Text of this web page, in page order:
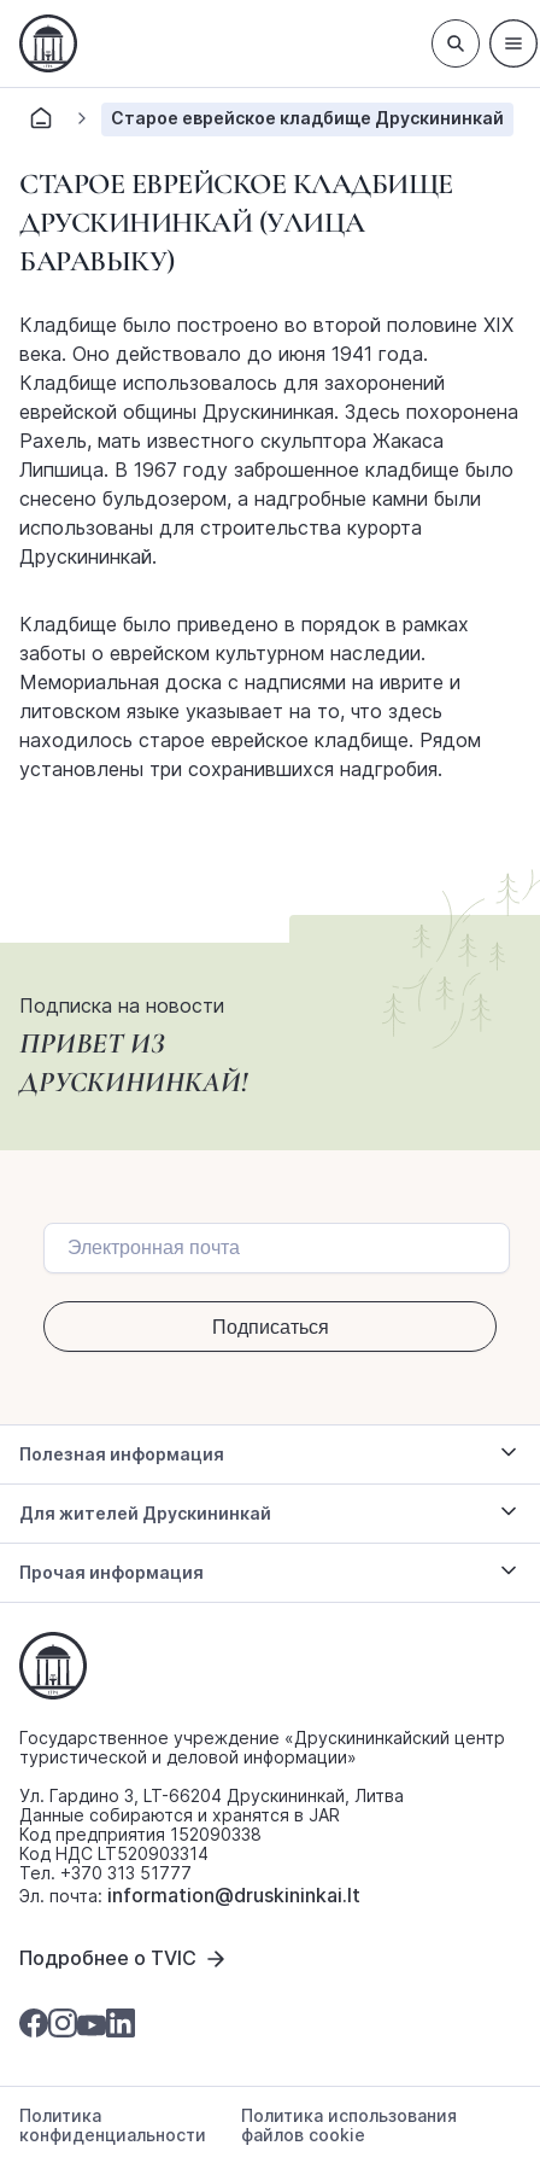
Старое еврейское кладбище Друскининкай
СТАРОЕ ЕВРЕЙСКОЕ КЛАДБИЩЕ
ДРУСКИНИНКАЙ (УЛИЦА
БАРАВЫКУ)
Кладбище было построено во второй половине XIX
века. Оно действовало до июня 1941 года.
Кладбище использовалось для захоронений
еврейской общины Друскининкая. Здесь похоронена
Рахель, мать известного скульптора Жакаса
Липшица. В 1967 году заброшенное кладбище было
снесено бульдозером, а надгробные камни были
использованы для строительства курорта
Друскининкай.
Кладбище было приведено в порядок в рамках
заботы о еврейском культурном наследии.
Мемориальная доска с надписями на иврите и
литовском языке указывает на то, что здесь
находилось старое еврейское кладбище. Рядом
установлены три сохранившихся надгробия.
Подписка на новости
ПРИВЕТ ИЗ
ДРУСКИНИНКАЙ!
Полезная информация
Для жителей Друскининкай
Прочая информация
Государственное учреждение «Друскининкайский центр
туристической и деловой информации»
Ул. Гардино 3, LT-66204 Друскининкай, Литва
Данные собираются и хранятся в JAR
Код предприятия 152090338
Код НДС LT520903314
Тел. +370 313 51777
Эл. почта: information@druskininkai.lt
Подробнее о TVIC
Политика
конфиденциальности
Политика использования
файлов cookie